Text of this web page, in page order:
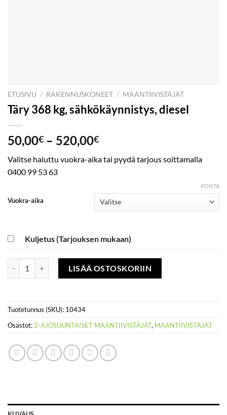
ETUSIVU / RAKENNUSKONEET / MAANTIIVISTÄJÄT
Täry 368 kg, sähkökäynnistys, diesel
50,00€ – 520,00€Hintaluokka:
-
Valitse haluttu vuokra-aika tai pyydä tarjous soittamalla
0400 99 53 63
Vuokra-aika
POISTA
Kuljetus (Tarjouksen mukaan)
Täry 368 kg, sähkökäynnistys, diesel määrä
LISÄÄ OSTOSKORIIN
Tuotetunnus (SKU): 10434
Osastot: 2-AJOSUUNTAISET MAANTIIVISTÄJÄT, MAANTIIVISTÄJÄT